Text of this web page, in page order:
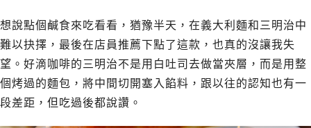
想說點個鹹食來吃看看，猶豫半天，在義大利麵和三明治中
難以抉擇，最後在店員推薦下點了這款，也真的沒讓我失
望。好滴咖啡的三明治不是用白吐司去做當夾層，而是用整
個烤過的麵包，將中間切開塞入餡料，跟以往的認知也有一
段差距，但吃過後都說讚。